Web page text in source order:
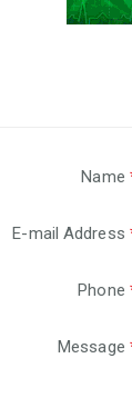
Name
E-mail Address
Phone
Message